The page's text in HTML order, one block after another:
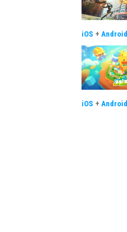
iOS + Android
iOS + Android